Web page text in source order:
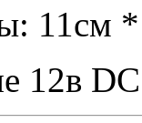
11см
12в DC